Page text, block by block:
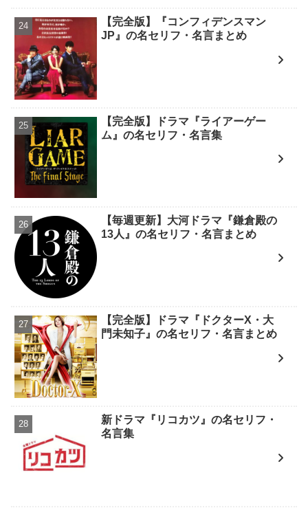
【完全版】『コンフィデンスマン
JP』の名セリフ・名言まとめ
【完全版】ドラマ『ライアーゲー
ム』の名セリフ・名言集
【毎週更新】大河ドラマ『鎌倉殿の
13人』の名セリフ・名言まとめ
【完全版】ドラマ『ドクターX・大
門未知子』の名セリフ・名言まとめ
新ドラマ『リコカツ』の名セリフ・
名言集